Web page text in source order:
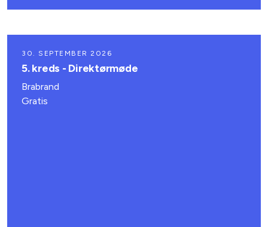
30. SEPTEMBER 2026
5. kreds - Direktørmøde
Brabrand
Gratis